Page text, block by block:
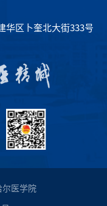
华区卜奎北大街333号
医学院